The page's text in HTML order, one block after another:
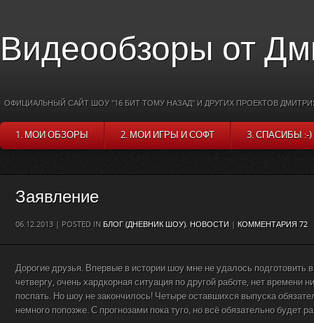
Видеообзоры от
ОФИЦИАЛЬНЫЙ САЙТ ШОУ "16 БИТ ТОМУ НАЗАД" И ДРУГИХ ПРОЕКТОВ
1. МОИ ОБЗОРЫ 2. МОИ ИГРЫ И СОФТ 3. СПАСИБЫ :-)
Заявление
06.12.2013 | POSTED IN БЛОГ (ДНЕВНИК ШОУ), НОВОСТИ | КОММЕНТАРИЯ 72
Дорогие друзья. Впервые в истории шоу мне не удалось подготовить
четвергу, очень хардкорная ситуация по другой работе, нет времени
поспать. Но шоу не закончилось! Четыре оставшихся выпуска
немного попозже. С прогнозами пока туго, но всё обязательно будет